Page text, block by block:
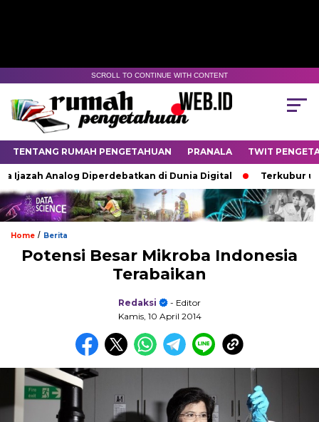
SCROLL TO CONTINUE WITH CONTENT
TENTANG RUMAH PENGETAHUAN PRANALA TWIT
Analog Diperdebatkan di Dunia Digital Terkubur untuk
Home / Berita
Potensi Besar Mikroba Indonesia
Terabaikan
Redaksi
- Editor
Kamis, 10 April 2014